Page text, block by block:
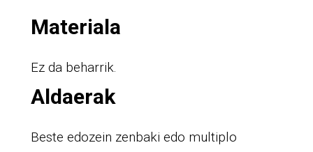
Materiala
Ez da beharrik.
Aldaerak
Beste edozein zenbaki edo multiplo